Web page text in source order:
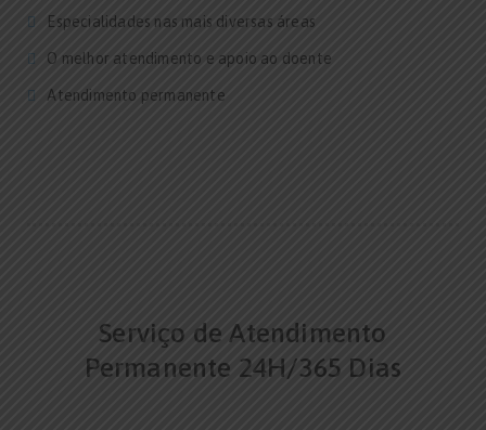
Especialidades nas mais diversas áreas
O melhor atendimento e apoio ao doente
Atendimento permanente
Serviço de Atendimento
Permanente 24H/365 Dias